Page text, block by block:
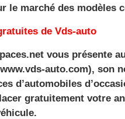
le marché des modèles
de Vds-auto
vous présente
auto.com), son
d’automobiles
gratuitement votre